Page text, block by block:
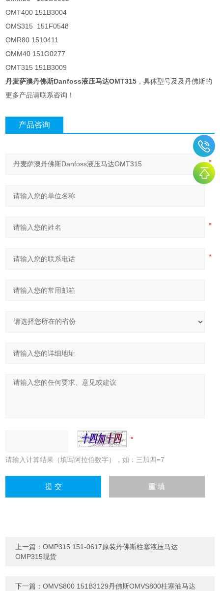
OMT400 151B3004
OMS315 151F0548
OMR80 1510411
OMM40 151G0277
OMT315 151B3009
丹麦萨澳丹佛斯Danfoss液压马达OMT315 ，具体型号及及丹佛斯的
更多产品请联系咨询！
产品咨询
请输入计算结果（填写阿拉伯数字），如：三加四=7
上一篇：OMP315 151-0617原装丹佛斯柱塞液压马达
OMP315现货
下一篇：OMVS800 151B3129丹佛斯OMVS800柱塞油马达